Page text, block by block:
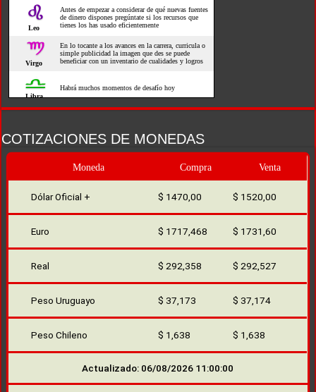
COTIZACIONES DE MONEDAS
Moneda Compra Venta
Dólar Oficial + $ 1470,00
Euro $ 1717,468 $ 1731,60
Real $ 292,358 $ 292,527
Peso Uruguayo $ 37,173 $ 37,174
Peso Chileno $ 1,638 $ 1,638
Actualizado: 06/08/2026 11:00:00